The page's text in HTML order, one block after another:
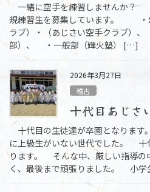
一緒に空手を練習しませんか
規練習生を募集しています。 ・
ラブ）・（あじさい空手クラブ）
部）、 ・一般部（輝火塾） […]
2026年3月27日
稽古
十代目あじさ
十代目の生徒達が卒園となります
に上級生がいない世代でした。 十
ります。 そんな中、厳しい指導の
く、最後まで頑張りました。 小